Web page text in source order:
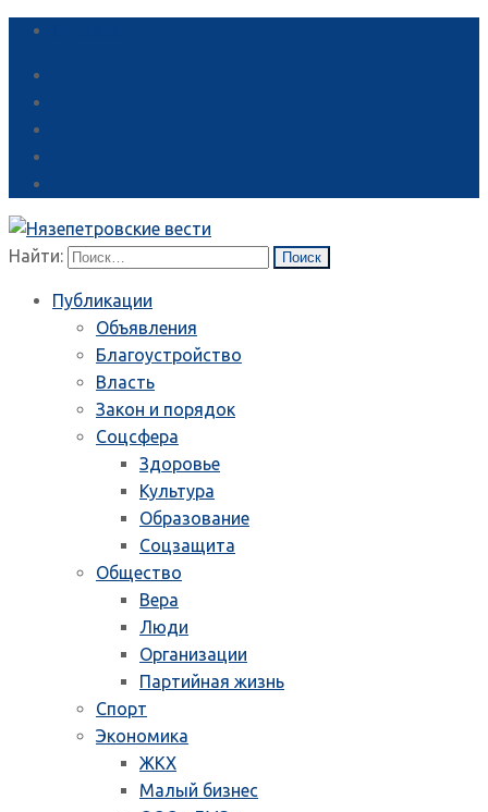
Найти:
Публикации
Объявления
Благоустройство
Власть
Закон и порядок
Соцсфера
Здоровье
Культура
Образование
Соцзащита
Общество
Вера
Люди
Организации
Партийная жизнь
Спорт
Экономика
ЖКХ
Малый бизнес